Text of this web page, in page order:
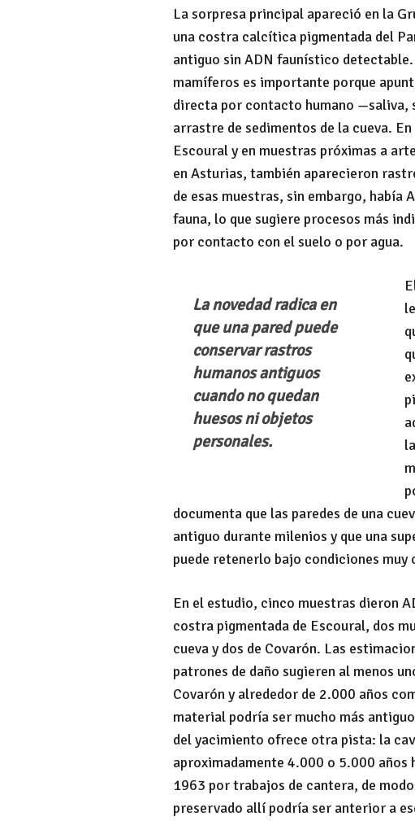
La sorpresa principal apareció en la
una costra calcítica pigmentada del
antiguo sin ADN faunístico
mamíferos es importante porque
directa por contacto humano —saliva,
arrastre de sedimentos de la cueva.
Escoural y en muestras próximas a
en Asturias, también aparecieron
de esas muestras, sin embargo, había
fauna, lo que sugiere procesos más
por contacto con el suelo o por agua.
La novedad radica en
que una pared puede
conservar rastros
humanos antiguos
cuando no quedan
huesos ni objetos
personales.
documenta que las paredes de una
antiguo durante milenios y que una
puede retenerlo bajo condiciones muy
En el estudio, cinco muestras dieron
costra pigmentada de Escoural, dos
cueva y dos de Covarón. Las
patrones de daño sugieren al menos
Covarón y alrededor de 2.000 años
material podría ser mucho más
del yacimiento ofrece otra pista: la
aproximadamente 4.000 o 5.000
1963 por trabajos de cantera, de
preservado allí podría ser anterior a